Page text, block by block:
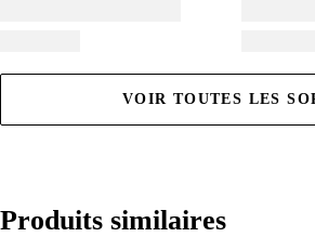
VOIR TOUTES LES
Produits similaires
Produits similaires